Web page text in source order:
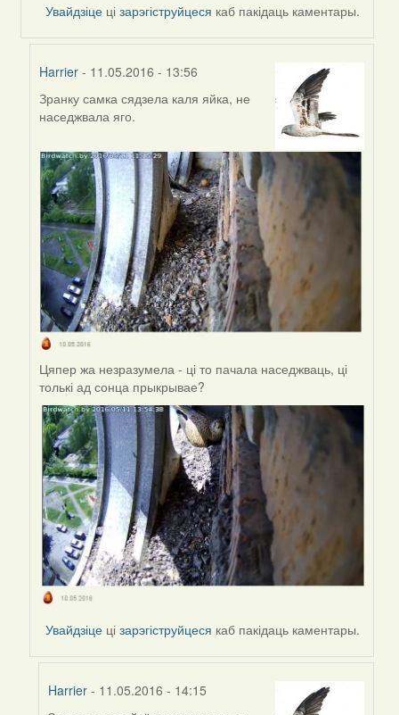
Увайдзіце цізарэгіструйцеся каб пакідаць каментары.
Harrier - 11.05.2016 - 13:56
In
reply
by
Harrier
Зранку самка сядзела каля яйка, не
наседжвала яго.
Цяпер жа незразумела - ці то пачала наседжваць, ці
толькі ад сонца прыкрывае?
Увайдзіце цізарэгіструйцеся каб пакідаць каментары.
Harrier- 11.05.2016 - 14:15